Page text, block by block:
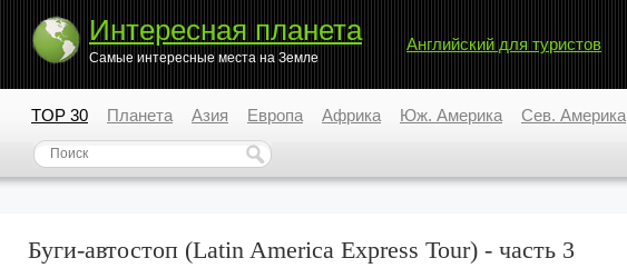
Интересная планета
Самые интересные места на Земле
Английский для туристов
TOP 30 Планета Азия Европа Африка Юж. Америка Сев. Америка
Буги-автостоп (Latin America Express Tour) - часть 3